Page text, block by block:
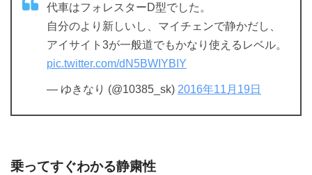
代車はフォレスターD型でした。
自分のより新しいし、マイチェンで静かだし、
アイサイト3が一般道でもかなり使えるレベル。
pic.twitter.com/dN5BWIYBIY
— ゆきなり (@10385_sk) 2016年11月19日
乗ってすぐわかる静粛性